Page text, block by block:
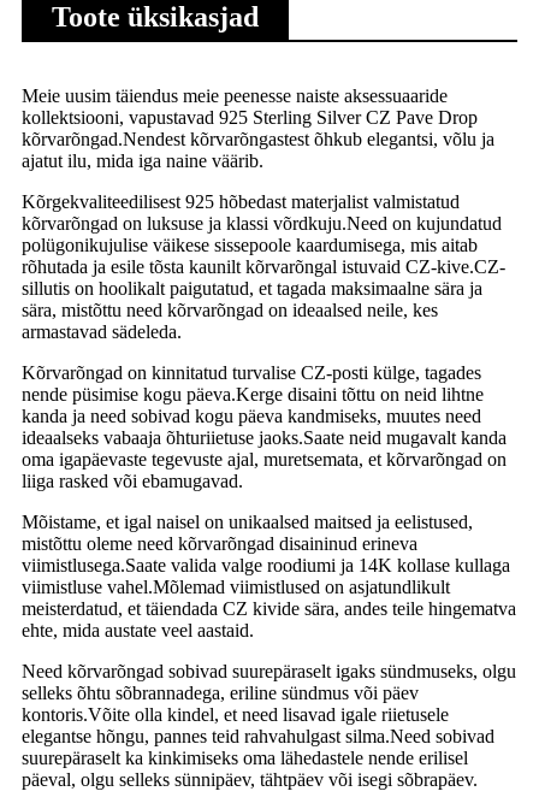
Toote üksikasjad
Meie uusim täiendus meie peenesse naiste aksessuaaride
kollektsiooni, vapustavad 925 Sterling Silver CZ Pave Drop
kõrvarõngad.Nendest kõrvarõngastest õhkub elegantsi, võlu ja
ajatut ilu, mida iga naine väärib.
Kõrgekvaliteedilisest 925 hõbedast materjalist valmistatud
kõrvarõngad on luksuse ja klassi võrdkuju.Need on kujundatud
polügonikujulise väikese sissepoole kaardumisega, mis aitab
rõhutada ja esile tõsta kaunilt kõrvarõngal istuvaid CZ-kive.CZ-
sillutis on hoolikalt paigutatud, et tagada maksimaalne sära ja
sära, mistõttu need kõrvarõngad on ideaalsed neile, kes
armastavad sädeleda.
Kõrvarõngad on kinnitatud turvalise CZ-posti külge, tagades
nende püsimise kogu päeva.Kerge disaini tõttu on neid lihtne
kanda ja need sobivad kogu päeva kandmiseks, muutes need
ideaalseks vabaaja õhturiietuse jaoks.Saate neid mugavalt kanda
oma igapäevaste tegevuste ajal, muretsemata, et kõrvarõngad on
liiga rasked või ebamugavad.
Mõistame, et igal naisel on unikaalsed maitsed ja eelistused,
mistõttu oleme need kõrvarõngad disaininud erineva
viimistlusega.Saate valida valge roodiumi ja 14K kollase kullaga
viimistluse vahel.Mõlemad viimistlused on asjatundlikult
meisterdatud, et täiendada CZ kivide sära, andes teile hingematva
ehte, mida austate veel aastaid.
Need kõrvarõngad sobivad suurepäraselt igaks sündmuseks, olgu
selleks õhtu sõbrannadega, eriline sündmus või päev
kontoris.Võite olla kindel, et need lisavad igale riietusele
elegantse hõngu, pannes teid rahvahulgast silma.Need sobivad
suurepäraselt ka kinkimiseks oma lähedastele nende erilisel
päeval, olgu selleks sünnipäev, tähtpäev või isegi sõbrapäev.